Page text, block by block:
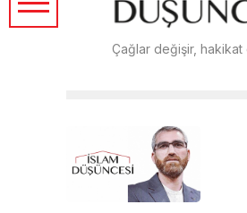
Çağlar değişir, hakikat